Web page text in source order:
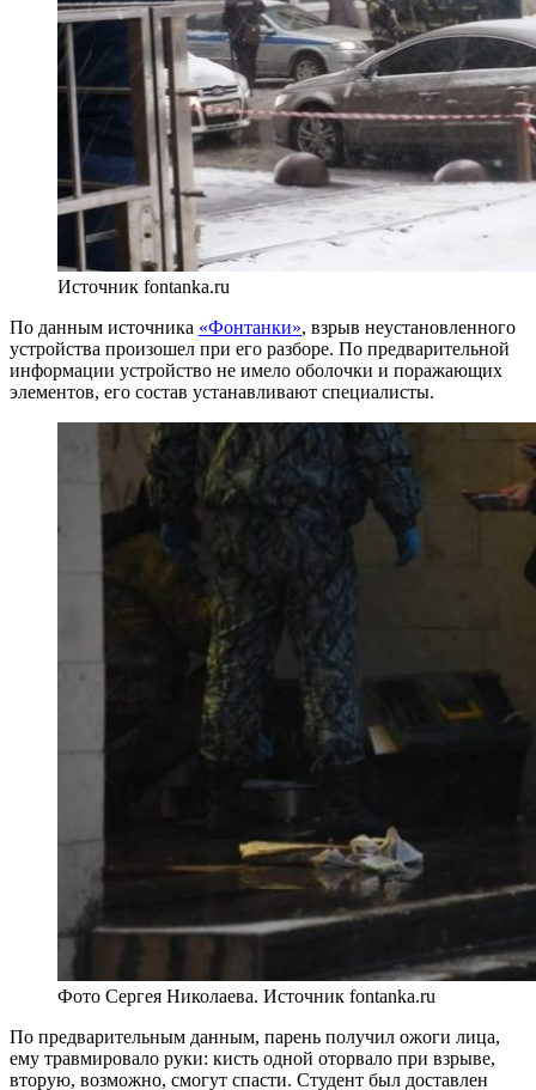
Источник fontanka.ru
По данным источника «Фонтанки», взрыв неустановленного
устройства произошел при его разборе. По предварительной
информации устройство не имело оболочки и поражающих
элементов, его состав устанавливают специалисты.
Фото Сергея Николаева. Источник fontanka.ru
По предварительным данным, парень получил ожоги лица,
ему травмировало руки: кисть одной оторвало при взрыве,
вторую, возможно, смогут спасти. Студент был доставлен